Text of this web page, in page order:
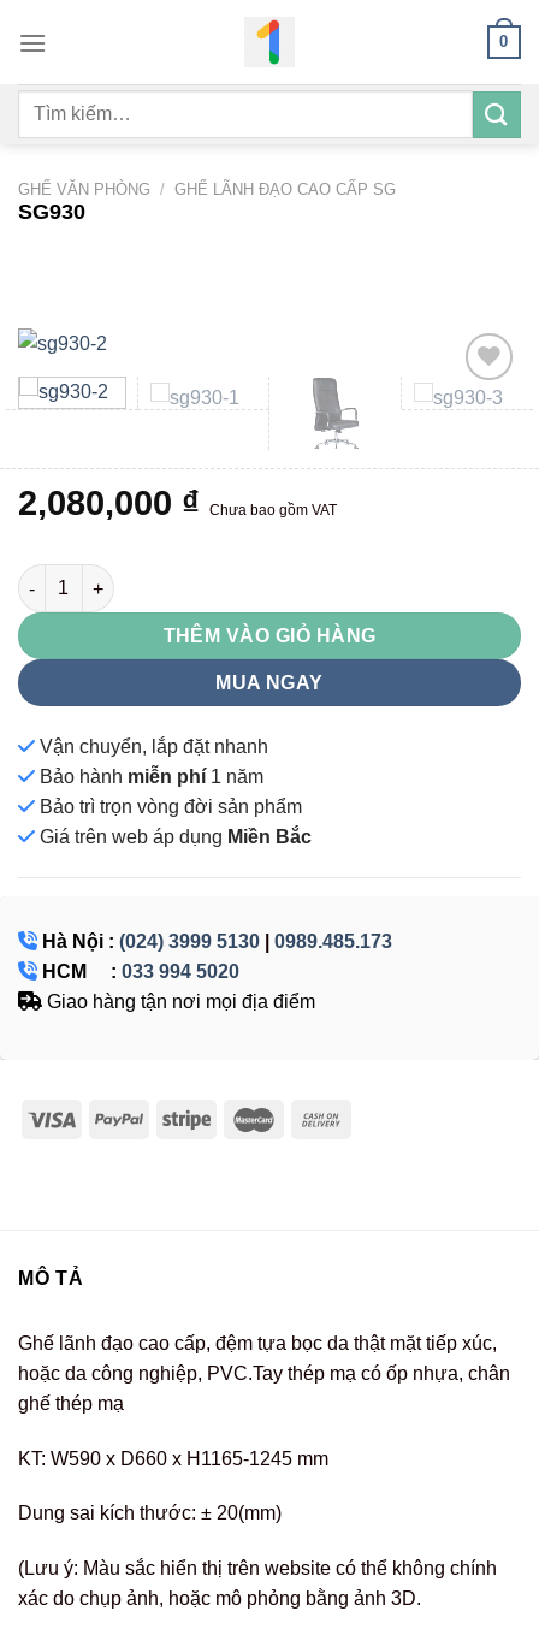
qua
dung
0
Tìm
GHẾ VĂN PHÒNG / GHẾ LÃNH ĐẠO CAO CẤP SG
SG930
wishlist
2,080,000 ₫ Chưa bao gồm VAT
SG930 số lượng
THÊM VÀO GIỎ HÀNG
MUA NGAY
Vận chuyển, lắp đặt nhanh
Bảo hành miễn phí 1 năm
Bảo trì trọn vòng đời sản phẩm
Giá trên web áp dụng Miền Bắc
Hà Nội : (024) 3999 5130
0989.485.173
HCM : 033 994 5020
Giao hàng tận nơi mọi địa điểm
MÔ TẢ
Ghế lãnh đạo cao cấp, đệm tựa bọc da thật mặt tiếp xúc,
hoặc da công nghiệp, PVC.Tay thép mạ có ốp nhựa, chân
ghế thép mạ
KT: W590 x D660 x H1165-1245 mm
Dung sai kích thước: ± 20(mm)
(Lưu ý: Màu sắc hiển thị trên website có thể không chính
xác do chụp ảnh, hoặc mô phỏng bằng ảnh 3D.